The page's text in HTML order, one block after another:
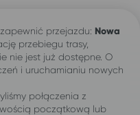
przejazdu: Nowa
przebiegu trasy,
nie jest już dostępne. O
i uruchamianiu nowych
połączenia z
początkową lub